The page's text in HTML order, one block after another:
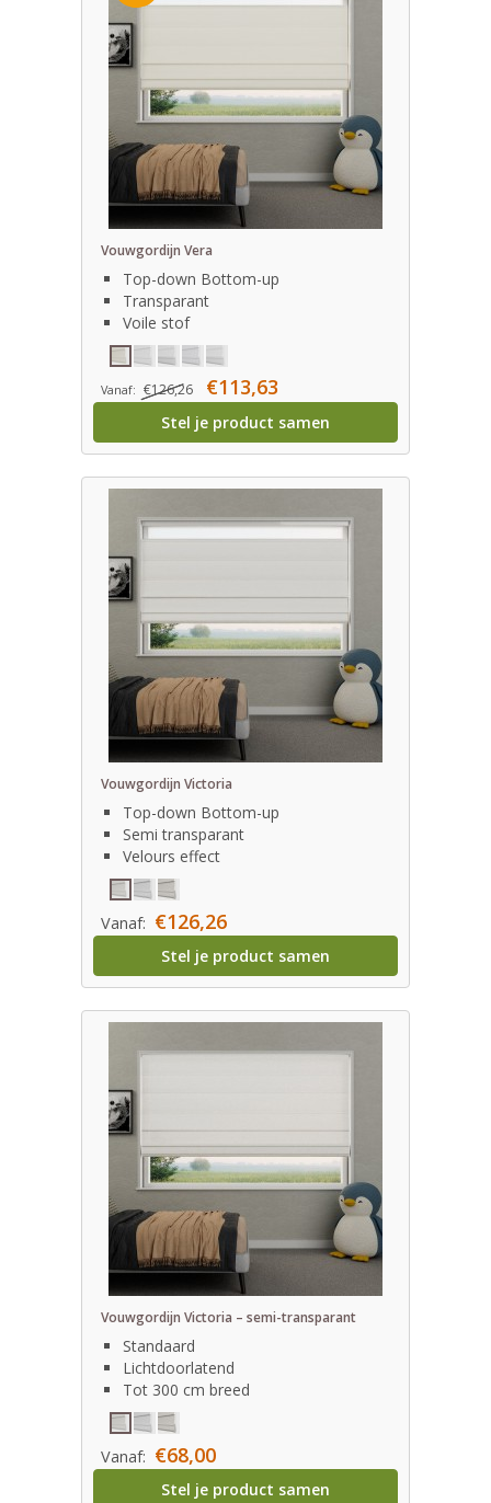
Vouwgordijn Vera
Top-down Bottom-up
Transparant
Voile stof
Vanaf: €126,26 €113,63
Stel je product samen
Vouwgordijn Victoria
Top-down Bottom-up
Semi transparant
Velours effect
Vanaf: €126,26
Stel je product samen
Vouwgordijn Victoria – semi-transparant
Standaard
Lichtdoorlatend
Tot 300 cm breed
Vanaf: €68,00
Stel je product samen